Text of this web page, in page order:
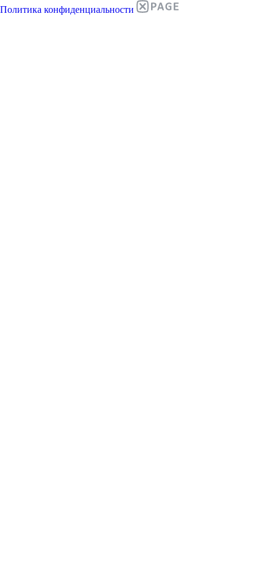
Политика конфиденциальности